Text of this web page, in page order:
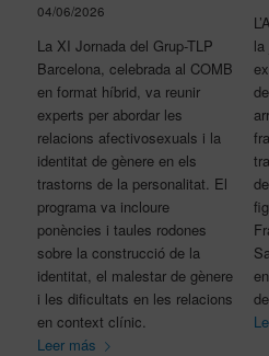
04/06/2026
La XI Jornada del Grup-TLP
Barcelona, celebrada al COMB
en format híbrid, va reunir
experts per abordar les
relacions afectivosexuals i la
identitat de gènere en els
trastorns de la personalitat. El
programa va incloure
ponències i taules rodones
sobre la construcció de la
identitat, el malestar de gènere
i les dificultats en les relacions
en context clínic.
Leer más
la